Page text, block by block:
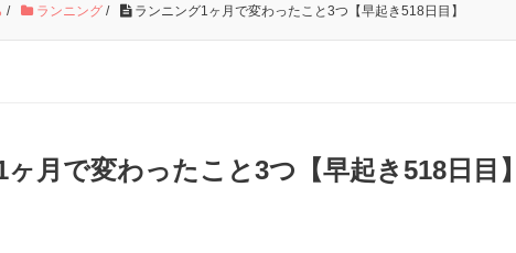
/ ランニング / ランニング1ヶ月で変わったこと3つ【早起き518日目】
月で変わったこと3つ【早起き518日目】